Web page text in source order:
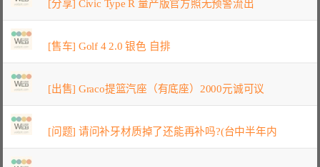
[分享] Civic Type R 量产版官方照无预警流出
[售车] Golf 4 2.0 银色 自排
[出售] Graco提篮汽座（有底座）2000元诚可议
[问题] 请问补牙材质掉了还能再补吗?(台中半年内